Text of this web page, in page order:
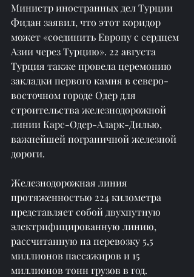
Министр иностранных дел Турции
Фидан заявил, что этот коридор
может «соединить Европу с сердцем
Азии через Турцию». 22 августа
Турция также провела церемонию
закладки первого камня в северо-
восточном городе Одер для
строительства железнодорожной
линии Карс-Одер-Аларк-Дилью,
важнейшей пограничной железной
дороги.
Железнодорожная линия
протяженностью 224 километра
представляет собой двухпутную
электрифицированную линию,
рассчитанную на перевозку 5,5
миллионов пассажиров и 15
миллионов тонн грузов в год.